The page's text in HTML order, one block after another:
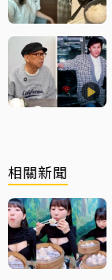
相關新聞